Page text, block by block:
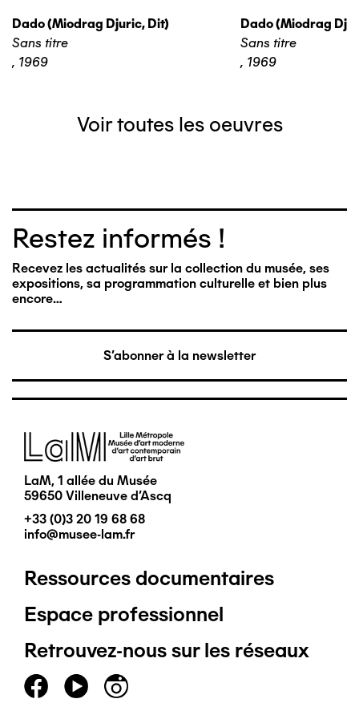
Dado (miodrag Djuric, Dit)
Sans titre
, 1969
Dado (miodrag
Sans titre
, 1969
Voir toutes les oeuvres
Restez informés !
Recevez les actualités sur la collection du musée, ses
expositions, sa programmation culturelle et bien plus
encore…
S'abonner à la newsletter
Image
LaM, 1 allée du Musée
59650 Villeneuve d'Ascq
+33 (0)3 20 19 68 68
info@musee-lam.fr
Pied
de
page
principal
Ressources documentaires
Espace professionnel
Retrouvez-nous sur les réseaux